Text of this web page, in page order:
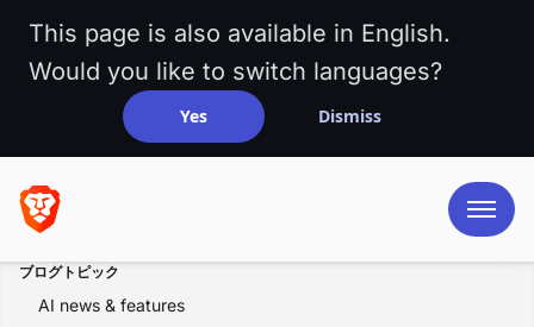
This page is also available in English.
Would you like to switch languages?
Yes Dismiss
ブログトピック
AI news & features